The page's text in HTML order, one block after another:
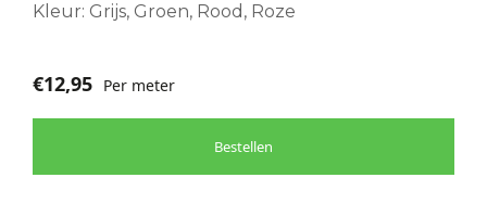
Kleur: Grijs, Groen, Rood, Roze
€12,95 Per meter
Bestellen
worden
productpagina